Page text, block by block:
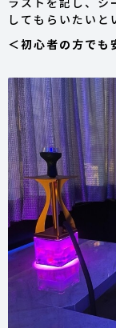
ラストを記し、シ
してもらいたいと
＜初心者の方でも